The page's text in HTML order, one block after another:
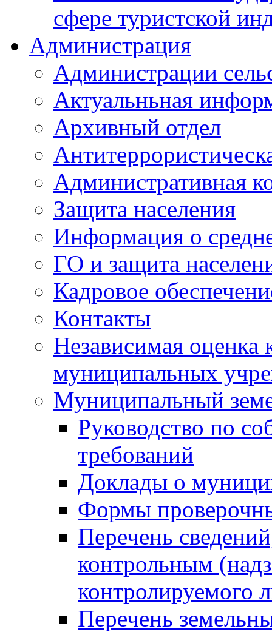
сфере туристской
Администрация
Администрации
Актуальньная
Архивный отдел
Административная
Защита населения
Информация о
ГО и защита
Кадровое
Контакты
Независимая оценка
муниципальных
Муниципальный
Руководство по
требований
Доклады о
Формы
Перечень
контрольным
контролируемого
Перечень